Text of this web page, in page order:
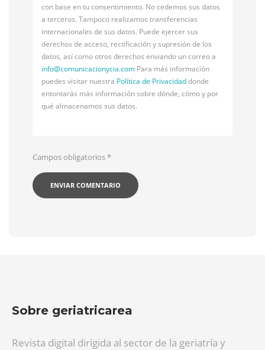
con base en tu consentimiento. No cedemos sus datos
a terceros. Tampoco realizamos transferencias
internacionales de sus datos. Puede ejercer sus
derechos de acceso, rectificación y supresión de los
datos, así como otros derechos enviando un correo a
info@comunicacionycia.com Para más información
puedes visitar nuestra Política de Privacidaddonde
entontarás más información sobre dónde, cómo y por
qué almacenamos sus datos.
Campos obligatorios*
Sobre geriatricarea
Revista digital dirigida al sector de la geriatría y